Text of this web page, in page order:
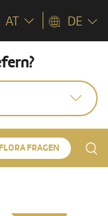
AT DE
FRAGEN